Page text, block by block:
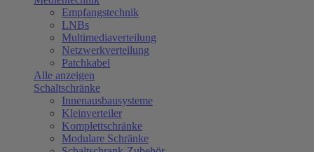
Empfangstechnik
LNBs
Multimediaverteilung
Netzwerkverteilung
Patchkabel
Alle anzeigen
Schaltschränke
Innenausbausysteme
Kleinverteiler
Komplettschränke
Modulare Schränke